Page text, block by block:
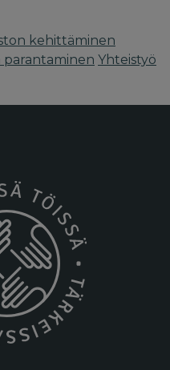
kehittäminen
Yhteistyö